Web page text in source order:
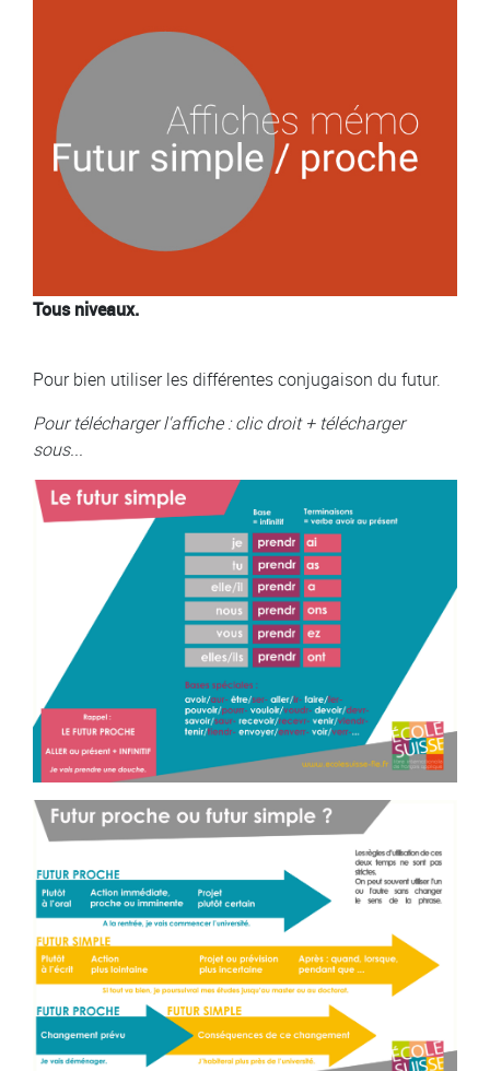
Tous niveaux.
Pour bien utiliser les différentes conjugaison du futur.
Pour télécharger l'affiche : clic droit + télécharger
sous...